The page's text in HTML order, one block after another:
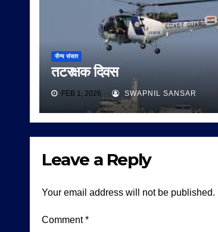
सैन्य संसार
तटरक्षक दिवस
FEB 1, 2026 SWAPNIL SANSAR
Leave a Reply
Your email address will not be published.
Comment*